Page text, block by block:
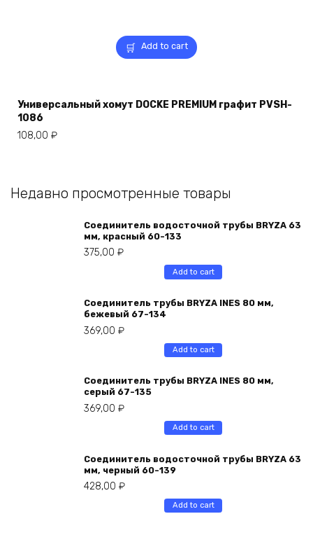
Add to cart
Универсальный хомут DOCKE PREMIUM графит PVSH-
1086
108,00 ₽
Недавно просмотренные товары
Соединитель водосточной трубы BRYZA 63
мм, краcный 60-133
375,00 ₽
Add to cart
Соединитель трубы BRYZA INES 80 мм,
бежевый 67-134
369,00 ₽
Add to cart
Соединитель трубы BRYZA INES 80 мм,
серый 67-135
369,00 ₽
Add to cart
Соединитель водосточной трубы BRYZA 63
мм, черный 60-139
428,00 ₽
Add to cart